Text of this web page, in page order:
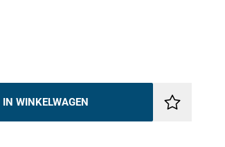
IN WINKELWAGEN